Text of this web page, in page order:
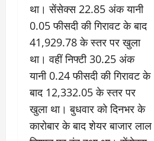
था। सेंसेक्स 22.85 अंक यानी
0.05 फीसदी की गिरावट के बाद
41,929.78 के स्तर पर खुला
था। वहीं निफ्टी 30.25 अंक
यानी 0.24 फीसदी की गिरावट के
बाद 12,332.05 के स्तर पर
खुला था। बुधवार को दिनभर के
कारोबार के बाद शेयर बाजार लाल